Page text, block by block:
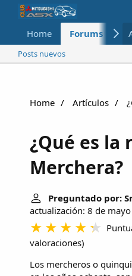
Home Forums
Posts nuevos
Home Artículos
¿Qué es la
Merchera?
Preguntado por:
actualización: 8 de
valoraciones)
Los mercheros o